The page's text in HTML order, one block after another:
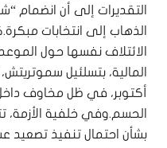
التقديرات إلى أن انضمام
الذهاب إلى انتخابات
الائتلاف نفسها حول الموعد
المالية، بتسلئيل
أكتوبر، في ظل مخاوف
الحسم.وفي خلفية الأزمة،
بشأن احتمال تنفيذ تصعيد